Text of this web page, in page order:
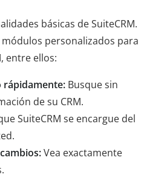
básicas de SuiteCRM.
personalizados para
entre ellos:
rápidamente: Busque sin
de su CRM.
SuiteCRM se encargue del
Vea exactamente